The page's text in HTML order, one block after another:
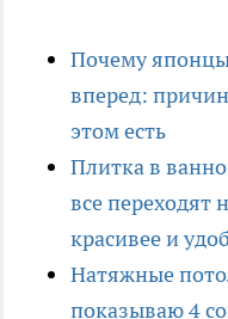
Почему
вперед:
этом есть
Плитка в
все переходят
красивее и
Натяжные
показываю 4